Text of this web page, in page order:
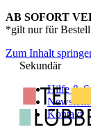
AB SOFORT
*gilt nur für
Zum Inhalt
Sekundär
Hilfe &
Kontakt